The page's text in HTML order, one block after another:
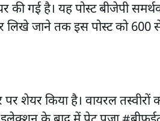
की गई है। यह पोस्ट बीजेपी
जाने तक इस पोस्ट को 600 से
शेयर किया है। वायरल